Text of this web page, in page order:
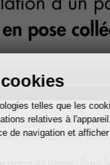
des parquets vernis